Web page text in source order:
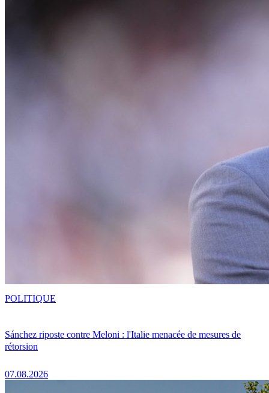
Sánchez riposte contre Meloni : l'Italie menacée de mesures de
rétorsion
07.08.2026
POLITIQUE